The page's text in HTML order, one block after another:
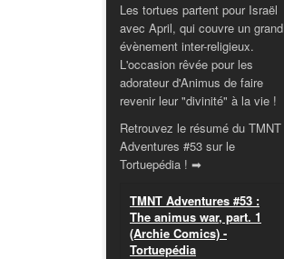
Les tortues partent pour Israël
avec April, qui couvre un grand
évènement inter-religieux.
L'occasion rêvée pour les
adorateur d'Animus de faire
revenir leur "divinité" à la vie !
Retrouvez le résumé du TMNT
Adventures #53 sur le
Tortuepédia ! ➡
TMNT Adventures #53 :
The animus war, part. 1
(Archie Comics) -
Tortuepédia